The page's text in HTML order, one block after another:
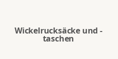
Wickelrucksäcke und -
taschen